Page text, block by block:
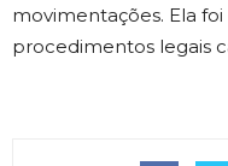
movimentações. Ela
procedimentos legais